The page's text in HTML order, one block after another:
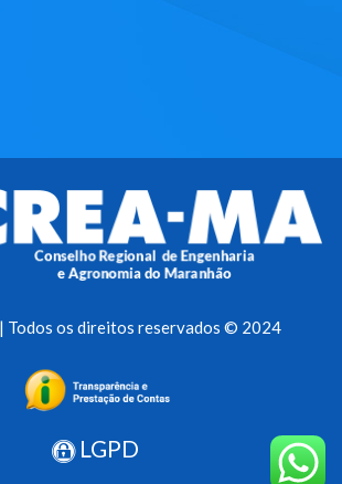
Todos os direitos reservados © 2024
LGPD